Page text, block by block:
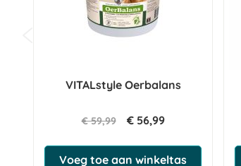
VITALstyle Oerbalans
€ 59,99 € 56,99
Voeg toe aan winkeltas